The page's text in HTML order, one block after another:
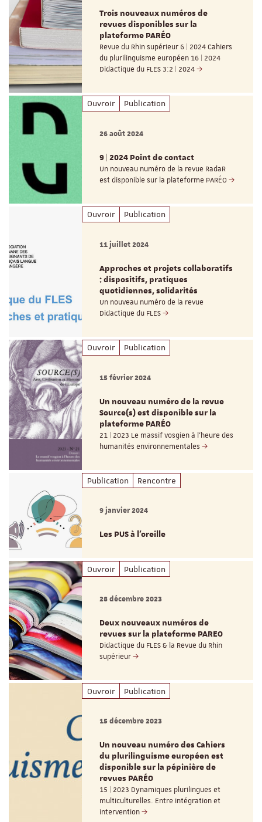
Trois nouveaux numéros de
revues disponibles sur la
plateforme PARÉO
Revue du Rhin supérieur 6 | 2024 Cahiers
du plurilinguisme européen 16 | 2024
Didactique du FLES 3:2 | 2024
Ouvroir Publication
26 août 2024
9 | 2024 Point de contact
Un nouveau numéro de la revue RadaR
est disponible sur la plateforme PARÉO
Ouvroir Publication
11 juillet 2024
Approches et projets collaboratifs
: dispositifs, pratiques
quotidiennes, solidarités
Un nouveau numéro de la revue
Didactique du FLES
Ouvroir Publication
15 février 2024
Un nouveau numéro de la revue
Source(s) est disponible sur la
plateforme PARÉO
21 | 2023 Le massif vosgien à l’heure des
humanités environnementales
Publication Rencontre
9 janvier 2024
Les PUS à l’oreille
Ouvroir Publication
28 décembre 2023
Deux nouveaux numéros de
revues sur la plateforme PAREO
Didactique du FLES & la Revue du Rhin
supérieur
Ouvroir Publication
15 décembre 2023
Un nouveau numéro des Cahiers
du plurilinguisme européen est
disponible sur la pépinière de
revues PARÉO
15 | 2023 Dynamiques plurilingues et
multiculturelles. Entre intégration et
intervention